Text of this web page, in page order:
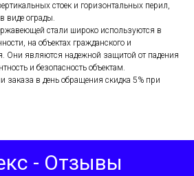
стоек и горизонтальных перил,
виде ограды.
стали широко используются в
на объектах гражданского и
Они являются надежной защитой от падения
и безопасность объектам.
в день обращения скидка 5% при
- Отзывы